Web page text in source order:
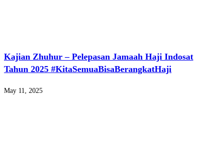
Kajian Zhuhur – Pelepasan Jamaah Haji Indosat
Tahun 2025 #KitaSemuaBisaBerangkatHaji
May 11, 2025